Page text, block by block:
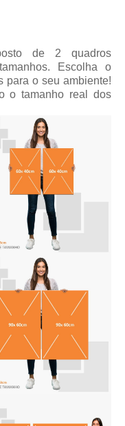
de 2 quadros
Escolha o
para o seu ambiente!
o tamanho real dos